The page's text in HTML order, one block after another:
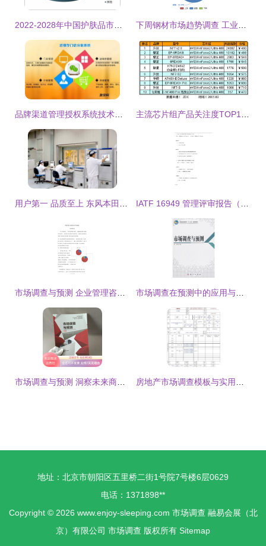
地址：北京市朝阳区五里桥二街1号院7号楼6层0629
电话：1371898**
Copyright © 2026 www.enjoy-sleeping.com 市场调查 融易会展（北
京）有限公司 市场调查 版权所有 Sitemap